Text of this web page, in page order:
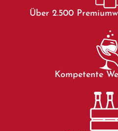
Über 2.500
Kompetente